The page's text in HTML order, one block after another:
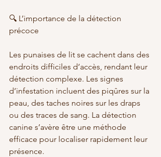
🔍 L’importance de la détection
précoce
Les punaises de lit se cachent dans des
endroits difficiles d’accès, rendant leur
détection complexe. Les signes
d’infestation incluent des piqûres sur la
peau, des taches noires sur les draps
ou des traces de sang. La détection
canine s’avère être une méthode
efficace pour localiser rapidement leur
présence.